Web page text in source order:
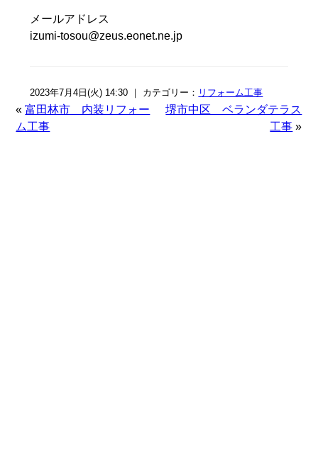
メールアドレス
izumi-tosou@zeus.eonet.ne.jp
2023年7月4日(火) 14:30 ｜ カテゴリー： リフォーム工事
«富田林市 内装リフォー
ム工事
堺市中区 ベランダテラス
工事 »